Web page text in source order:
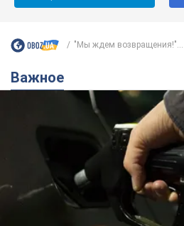
"Мы ждем возвращения!"...
Важное